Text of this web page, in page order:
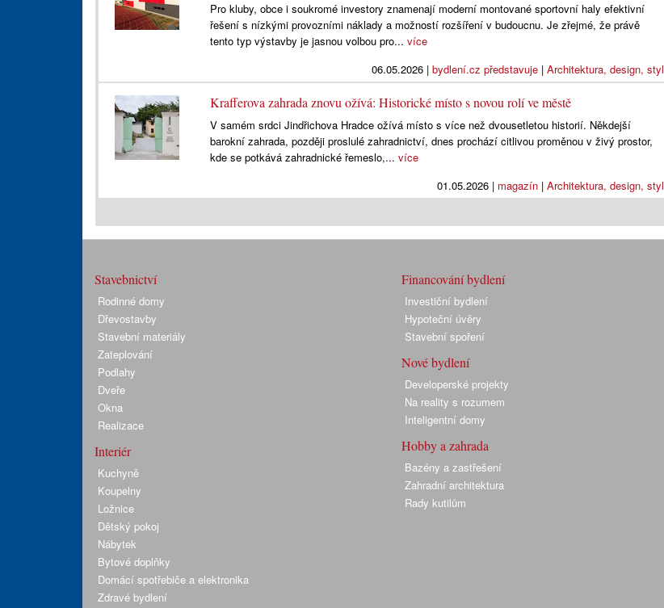
Pro kluby, obce i soukromé investory znamenají moderní montované sportovní haly efektivní
řešení s nízkými provozními náklady a možností rozšíření v budoucnu. Je zřejmé, že právě
tento typ výstavby je jasnou volbou pro...více
06.05.2026| bydlení.cz představuje| Architektura, design, styl
Krafferova zahrada znovu ožívá: Historické místo s novou rolí ve městě
V samém srdci Jindřichova Hradce ožívá místo s více než dvousetletou historií. Někdejší
barokní zahrada, později proslulé zahradnictví, dnes prochází citlivou proměnou v živý prostor,
kde se potkává zahradnické řemeslo,...více
01.05.2026| magazín| Architektura, design, styl
Stavebnictví
Rodinné domy
Dřevostavby
Stavební materiály
Zateplování
Podlahy
Dveře
Okna
Realizace
Interiér
Kuchyně
Koupelny
Ložnice
Dětský pokoj
Nábytek
Bytové doplňky
Domácí spotřebiče a elektronika
Zdravé bydlení
Financování bydlení
Investiční bydlení
Hypoteční úvěry
Stavební spoření
Nové bydlení
Developerské projekty
Na reality s rozumem
Inteligentní domy
Hobby a zahrada
Bazény a zastřešení
Zahradní architektura
Rady kutilům